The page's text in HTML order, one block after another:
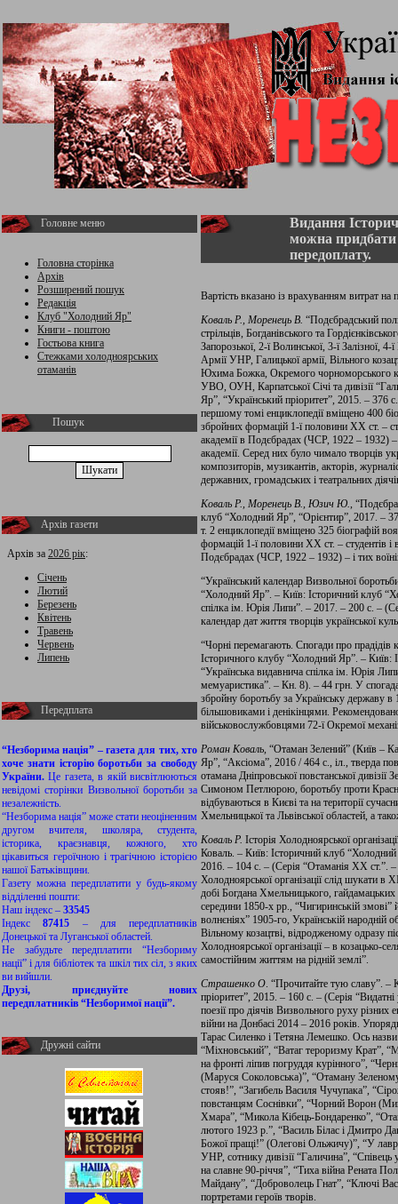
Головне меню
Головна сторінка
Архів
Розширений пошук
Редакція
Клуб "Холодний Яр"
Книги - поштою
Гостьова книга
Стежками холодноярських
отаманів
Пошук
Архів газети
Архів за 2026 рік:
Січень
Лютий
Березень
Квітень
Травень
Червень
Липень
Передплата
“Незборима нація” – газета для тих, хто
хоче знати історію боротьби за свободу
України.Це газета, в якій висвітлюються
невідомі сторінки Визвольної боротьби за
незалежність.
“Незборима нація” може стати неоціненним
другом вчителя, школяра, студента,
історика, краєзнавця, кожного, хто
цікавиться героїчною і трагічною історією
нашої Батьківщини.
Газету можна передплатити у будь-якому
відділенні пошти:
Наш індекс – 33545
Індекс87415 – для передплатників
Донецької та Луганської областей.
Не забудьте передплатити “Незбориму
нації” і для бібліотек та шкіл тих сіл, з яких
ви вийшли.
Друзі, приєднуйте нових
передплатників “Незборимої нації”.
Дружні сайти
Видання
можна придбати
передоплату.
Вартість вказано із врахуванням витрат
Коваль Р., Моренець В. “Подєбрадський
стрільців, Богданівського та
Запорозької, 2-ї Волинської, 3-ї Залізної, 4-
Армії УНР, Галицької армії, Вільного
Юхима Божка, Окремого чорноморського
УВО, ОУН, Карпатської Січі та дивізії
Яр”, “Український пріоритет”, 2015. – 376
першому томі енциклопедії вміщено 400
збройних формацій 1-ї половини ХХ ст. –
академії в Подєбрадах (ЧСР, 1922 – 1932) –
академії. Серед них було чимало творців
композиторів, музикантів, акторів,
державних, громадських і театральних
Коваль Р., Моренець В., Юзич Ю.,
клуб “Холодний Яр”, “Орієнтир”, 2017. –
т. 2 енциклопедії вміщено 325 біографій
формацій 1-ї половини ХХ ст. – студентів і
Подєбрадах (ЧСР, 1922 – 1932) – і тих
“Український календар Визвольної
“Холодний Яр”. – Київ: Історичний клуб
спілка ім. Юрія Липи”. – 2017. – 200 с. –
календар дат життя творців української
“Чорні перемагають. Спогади про прадідів
Історичного клубу “Холодний Яр”. –
“Українська видавнича спілка ім. Юрія
мемуаристика”. – Кн. 8). – 44 грн. У
збройну боротьбу за Українську державу
більшовиками і денікінцями.
військовослужбовцями 72-ї Окремої
Роман Коваль, “Отаман Зелений” (Київ –
Яр”, “Аксіома”, 2016 / 464 с., іл., тверда
отамана Дніпровської повстанської
Симоном Петлюрою, боротьбу проти
відбуваються в Києві та на території
Хмельницької та Львівської областей, а
Коваль Р. Історія Холодноярської
Коваль. – Київ: Історичний клуб
2016. – 104 с. – (Серія “Отаманія ХХ ст.”.
Холодноярської організації слід шукати
добі Богдана Хмельницького,
середини 1850-х рр., “Чигиринській змові”
волнєніях” 1905-го, Українській народній
Вільному козацтві, відродженому одразу
Холодноярської організації – в козацько-
самостійним життям на рідній землі”.
Страшенко О. “Прочитайте тую славу”. –
пріоритет”, 2015. – 160 с. – (Серія
поезії про діячів Визвольного руху
війни на Донбасі 2014 – 2016 років.
Тарас Силенко і Тетяна Лемешко. Ось
“Міхновський”, “Ватаг тероризму Крат”,
на фронті ліпив погруддя курінного”,
(Маруся Соколовська)”, “Отаману
стояв!”, “Загибель Василя Чучупака”,
повстанцям Соснівки”, “Чорний Ворон
Хмара”, “Микола Кібець-Бондаренко”,
лютого 1923 р.”, “Василь Білас і Дмитро
Божої пращі!” (Олегові Ольжичу)”, “У
УНР, сотнику дивізії “Галичина”,
на славне 90-річчя”, “Тиха війна Рената
Майдану”, “Доброволець Гнат”, “Ключі
портретами героїв творів.